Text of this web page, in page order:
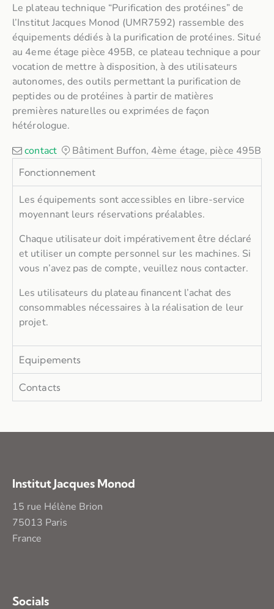
Le plateau technique “Purification des protéines” de
l’Institut Jacques Monod (UMR7592) rassemble des
équipements dédiés à la purification de protéines. Situé
au 4eme étage pièce 495B, ce plateau technique a pour
vocation de mettre à disposition, à des utilisateurs
autonomes, des outils permettant la purification de
peptides ou de protéines à partir de matières
premières naturelles ou exprimées de façon
hétérologue.
contact
Bâtiment Buffon, 4ème étage, pièce 495B
Fonctionnement
Les équipements sont accessibles en libre-service
moyennant leurs réservations préalables.
Chaque utilisateur doit impérativement être déclaré
et utiliser un compte personnel sur les machines. Si
vous n’avez pas de compte, veuillez nous contacter.
Les utilisateurs du plateau financent l’achat des
consommables nécessaires à la réalisation de leur
projet.
Equipements
Contacts
Institut Jacques Monod
15 rue Hélène Brion
75013 Paris
France
Socials